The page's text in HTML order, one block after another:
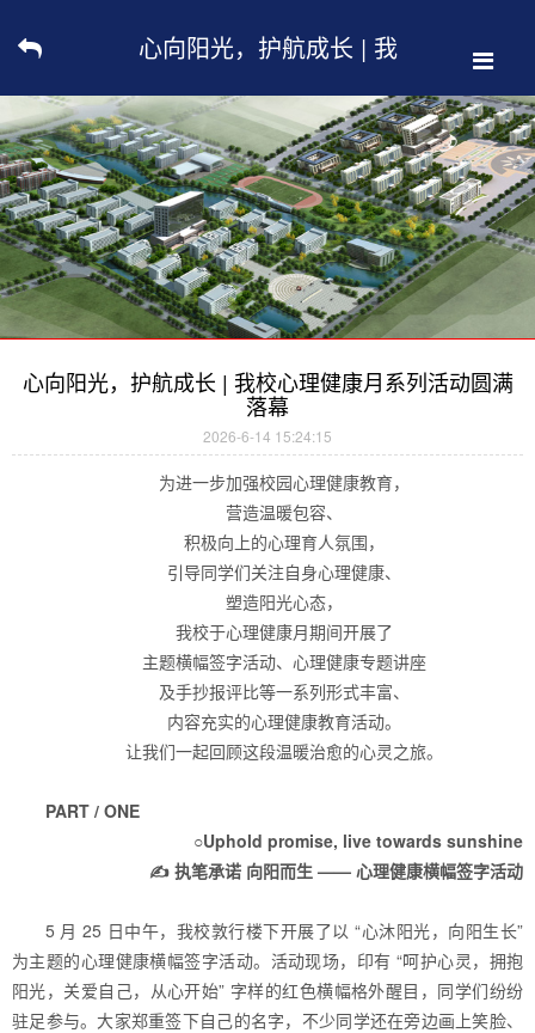
心向阳光，护航成长 | 我
校心理健康月系列活动圆
满落幕
心向阳光，护航成长 | 我校心理健康月系列活动圆满
落幕
2026-6-14 15:24:15
为进一步加强校园心理健康教育，
营造温暖包容、
积极向上的心理育人氛围，
引导同学们关注自身心理健康、
塑造阳光心态，
我校于心理健康月期间开展了
主题横幅签字活动、心理健康专题讲座
及手抄报评比等一系列形式丰富、
内容充实的心理健康教育活动。
让我们一起回顾这段温暖治愈的心灵之旅。
PART / ONE
○Uphold promise, live towards sunshine
✍️ 执笔承诺 向阳而生 —— 心理健康横幅签字活动
5 月 25 日中午，我校敦行楼下开展了以 “心沐阳光，向阳生长”
为主题的心理健康横幅签字活动。活动现场，印有 “呵护心灵，拥抱
阳光，关爱自己，从心开始” 字样的红色横幅格外醒目，同学们纷纷
驻足参与。大家郑重签下自己的名字，不少同学还在旁边画上笑脸、